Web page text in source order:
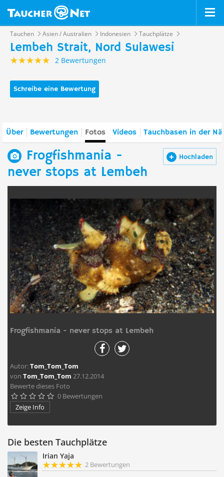
Tauchen Asien / Australien Indonesien Tauchplätze
Lembeh Strait, Nord Sulawesi
2 Bewertungen
Schreibe eine Bewertung
Über Bewertungen Fotos Videos Tauchbasen in der
Hochladen
Frogfishmania -
never stops at Lembeh
Frogfishmania - never stops at Lembeh
Autor:Tom_Tom_Tom
von Tom_Tom_Tom 27.12.2014
Bewerte dieses Foto
     0 Bewertungen
Zeige Info
Die besten Tauchplätze
Irian Yaja
2 Bewertungen